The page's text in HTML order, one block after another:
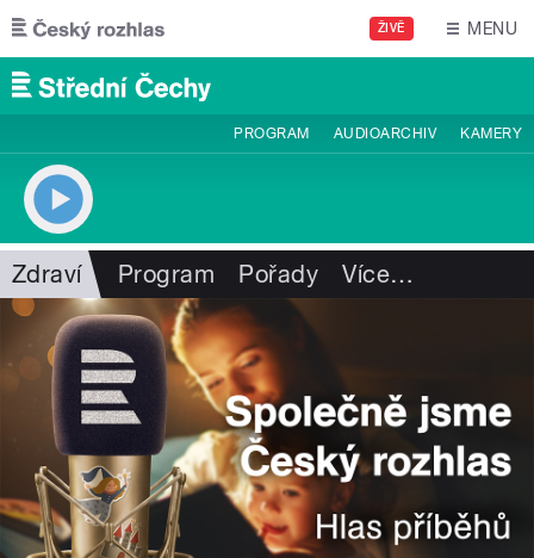
Přejít k hlavnímu obsahu
ŽIVĚ MENU
PROGRAM AUDIOARCHIV KAMERY
Zdraví Program Pořady Více…